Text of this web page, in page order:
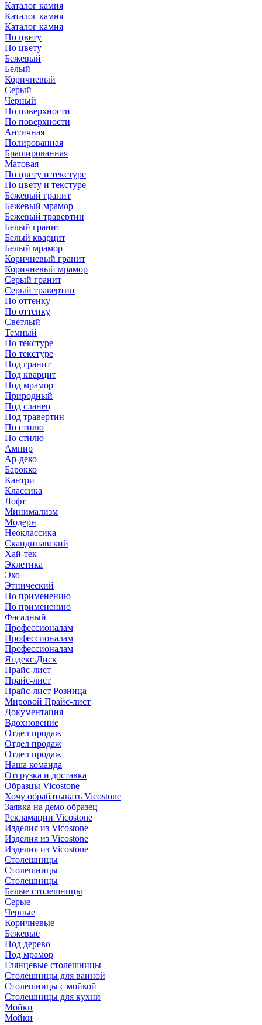
Каталог камня
Каталог камня
Каталог камня
По цвету
По цвету
Бежевый
Белый
Коричневый
Серый
Черный
По поверхности
По поверхности
Античная
Полированная
Брашированная
Матовая
По цвету и текстуре
По цвету и текстуре
Бежевый гранит
Бежевый мрамор
Бежевый травертин
Белый гранит
Белый кварцит
Белый мрамор
Коричневый гранит
Коричневый мрамор
Серый гранит
Серый травертин
По оттенку
По оттенку
Светлый
Темный
По текстуре
По текстуре
Под гранит
Под кварцит
Под мрамор
Природный
Под сланец
Под травертин
По стилю
По стилю
Ампир
Ар-деко
Барокко
Кантри
Классика
Лофт
Минимализм
Модерн
Неоклассика
Скандинавский
Хай-тек
Эклетика
Эко
Этнический
По применению
По применению
Фасадный
Профессионалам
Профессионалам
Профессионалам
Яндекс.Диск
Прайс-лист
Прайс-лист
Прайс-лист Розница
Мировой Прайс-лист
Документация
Вдохновение
Отдел продаж
Отдел продаж
Отдел продаж
Наша команда
Отгрузка и доставка
Образцы Vicostone
Хочу обрабатывать Vicostone
Заявка на демо образец
Рекламации Vicostone
Изделия из Vicostone
Изделия из Vicostone
Изделия из Vicostone
Столешницы
Столешницы
Столешницы
Белые столешницы
Серые
Черные
Коричневые
Бежевые
Под дерево
Под мрамор
Глянцевые столешницы
Столешницы для ванной
Столешницы с мойкой
Столешницы для кухни
Мойки
Мойки